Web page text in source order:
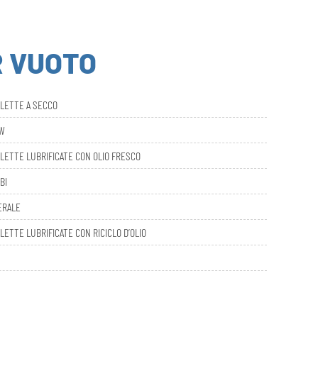
VUOTO
A SECCO
LUBRIFICATE CON OLIO FRESCO
LUBRIFICATE CON RICICLO D’OLIO